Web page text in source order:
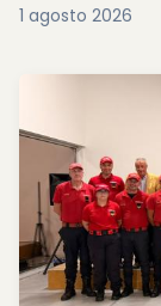
1 agosto 2026